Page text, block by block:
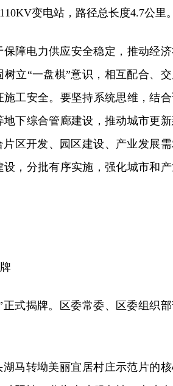
变电站，路径总长度4.7公里。
障电力供应安全稳定，推动经
立“一盘棋”意识，相互配合、交
工安全。要坚持系统思维，结
下综合管廊建设，推动城市更
区开发、园区建设、产业发展
，分批有序实施，强化城市和
式揭牌。区委常委、区委组织
马转坳美丽宜居村庄示范片的